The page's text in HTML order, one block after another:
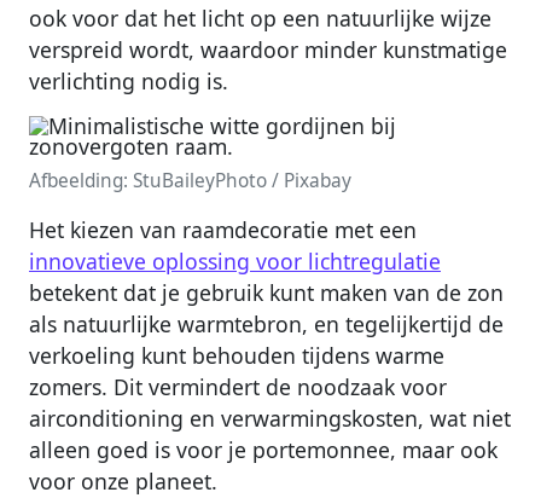
ook voor dat het licht op een natuurlijke wijze
verspreid wordt, waardoor minder kunstmatige
verlichting nodig is.
Afbeelding: StuBaileyPhoto / Pixabay
Het kiezen van raamdecoratie met een
innovatieve oplossing voor lichtregulatie
betekent dat je gebruik kunt maken van de zon
als natuurlijke warmtebron, en tegelijkertijd de
verkoeling kunt behouden tijdens warme
zomers. Dit vermindert de noodzaak voor
airconditioning en verwarmingskosten, wat niet
alleen goed is voor je portemonnee, maar ook
voor onze planeet.